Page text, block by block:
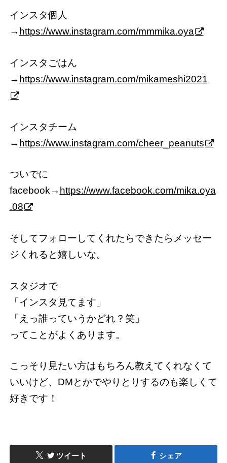
インスタ個人
→ https://www.instagram.com/mmmika.oya
インスタごはん
→ https://www.instagram.com/mikameshi2021
インスタチーム
→ https://www.instagram.com/cheer_peanuts
ついでに
facebook→ https://www.facebook.com/mika.oya
.08
そしてフォローしてくれたらできたらメッセー
ジくれると嬉しいな。
スタジオで
「インスタ見てます」
「えっ誰っていうかどれ？笑」
ってことがよくあります。
こっそり見たい方はもちろん教えてくれなくて
いいけど、DMとかでやりとりするのも楽しくて
好きです！
ツイート シェア